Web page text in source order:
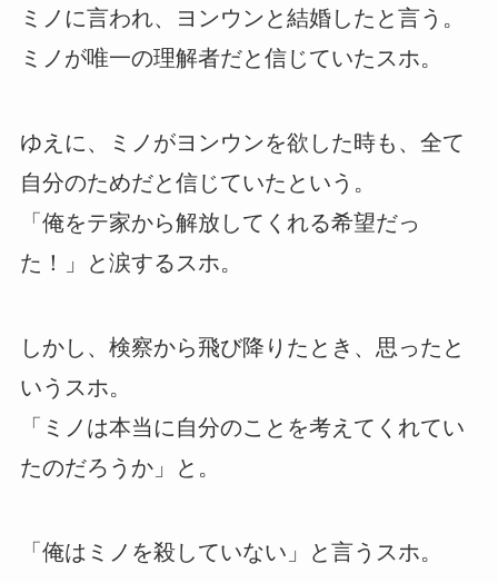
ミノに言われ、ヨンウンと結婚したと言う。
ミノが唯一の理解者だと信じていたスホ。
ゆえに、ミノがヨンウンを欲した時も、全て
自分のためだと信じていたという。
「俺をテ家から解放してくれる希望だっ
た！」と涙するスホ。
しかし、検察から飛び降りたとき、思ったと
いうスホ。
「ミノは本当に自分のことを考えてくれてい
たのだろうか」と。
「俺はミノを殺していない」と言うスホ。